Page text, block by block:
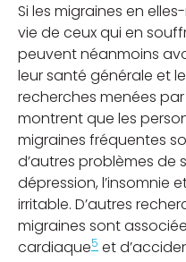
Si les migraines en
vie de ceux qui en
peuvent néanmoins
leur santé générale et
recherches menées
montrent que les
migraines fréquentes
d’autres problèmes de
dépression, l’insomnie
irritable. D’autres
migraines sont
cardiaque5 et